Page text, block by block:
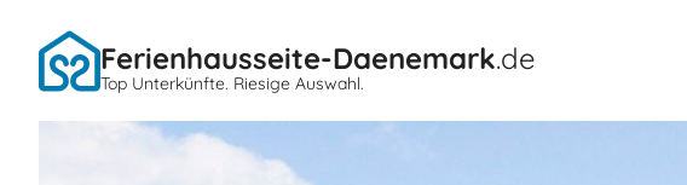
Ferienhausseite-Daenemark.de
Top Unterkünfte. Riesige Auswahl.